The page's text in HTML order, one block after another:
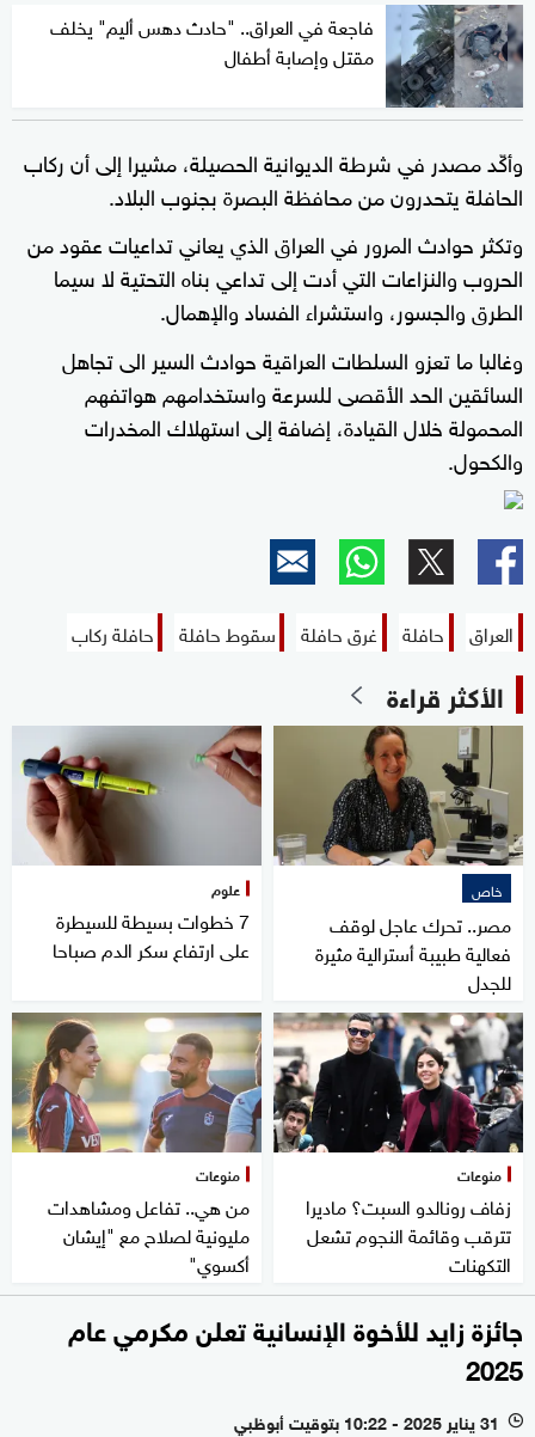
فاجعة في العراق.. "حادث دهس أليم" يخلف
مقتل وإصابة أطفال
وأكّد مصدر في شرطة الديوانية الحصيلة، مشيرا إلى أن ركاب
الحافلة يتحدرون من محافظة البصرة بجنوب البلاد.
وتكثر حوادث المرور في العراق الذي يعاني تداعيات عقود من
الحروب والنزاعات التي أدت إلى تداعي بناه التحتية لا سيما
الطرق والجسور، واستشراء الفساد والإهمال.
وغالبا ما تعزو السلطات العراقية حوادث السير الى تجاهل
السائقين الحد الأقصى للسرعة واستخدامهم هواتفهم
المحمولة خلال القيادة، إضافة إلى استهلاك المخدرات
والكحول.
العراق حافلة غرق حافلة سقوط حافلة حافلة ركاب
الأكثر قراءة
خاص
مصر.. تحرك عاجل لوقف
فعالية طبيبة أسترالية مثيرة
للجدل
علوم
7 خطوات بسيطة للسيطرة
على ارتفاع سكر الدم صباحا
منوعات
زفاف رونالدو السبت؟ ماديرا
تترقب وقائمة النجوم تشعل
التكهنات
منوعات
من هي.. تفاعل ومشاهدات
مليونية لصلاح مع "إيشان
أكسوي"
جائزة زايد للأخوة الإنسانية تعلن مكرمي عام
2025
l 31 يناير 2025 - 10:22 بتوقيت أبوظبي